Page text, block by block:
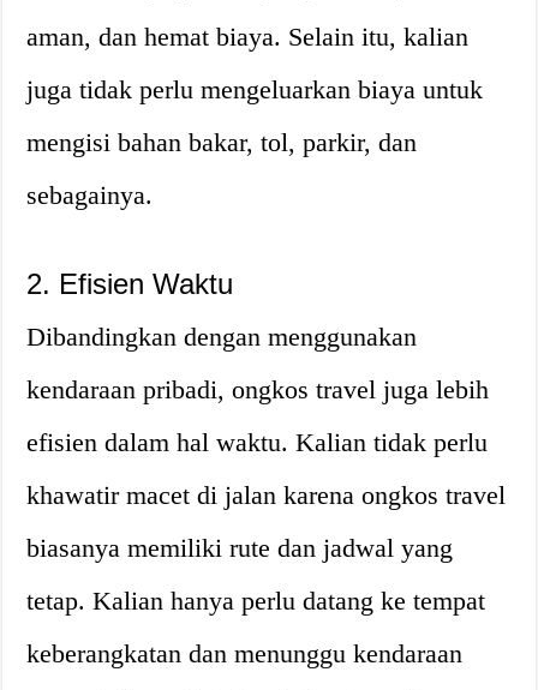
aman, dan hemat biaya. Selain itu, kalian
juga tidak perlu mengeluarkan biaya untuk
mengisi bahan bakar, tol, parkir, dan
sebagainya.
2. Efisien Waktu
Dibandingkan dengan menggunakan
kendaraan pribadi, ongkos travel juga lebih
efisien dalam hal waktu. Kalian tidak perlu
khawatir macet di jalan karena ongkos travel
biasanya memiliki rute dan jadwal yang
tetap. Kalian hanya perlu datang ke tempat
keberangkatan dan menunggu kendaraan